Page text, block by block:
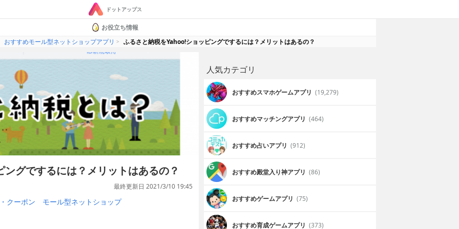
ドットアップス
お役立ち情報
おすすめモール型ネットショップアプリ
ふるさと納税をYahoo!ショッピングでするには？メリットはあるの？
グでするには？メリットはあるの？
最終更新日 2021/3/10 19:45
クーポン モール型ネットショップ
人気カテゴリ
おすすめスマホゲームアプリ (19,279)
おすすめマッチングアプリ (464)
おすすめ占いアプリ (912)
おすすめ殿堂入り神アプリ (86)
おすすめゲームアプリ (75)
おすすめ育成ゲームアプリ (373)